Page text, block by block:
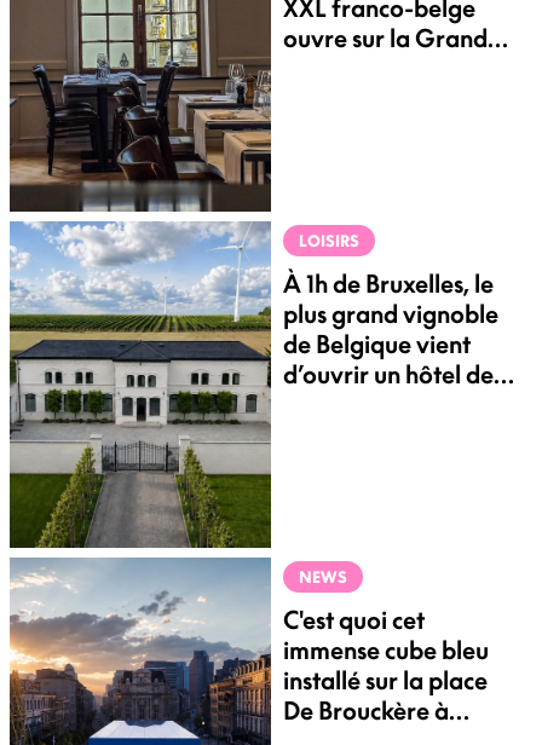
XXL franco-belge
ouvre sur la Grand-
LOISIRS
À 1h de Bruxelles, le
plus grand vignoble
de Belgique vient
d’ouvrir un hôtel de
NEWS
C'est quoi cet
immense cube bleu
installé sur la place
De Brouckère à